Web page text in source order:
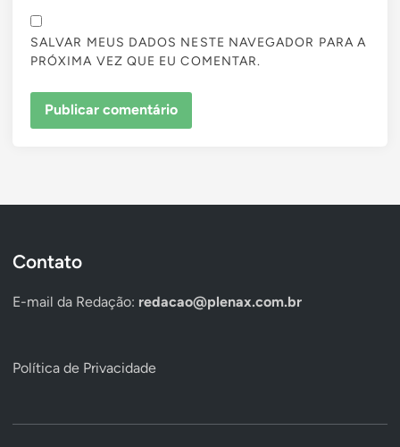
SALVAR MEUS DADOS NESTE NAVEGADOR PARA A
PRÓXIMA VEZ QUE EU COMENTAR.
Contato
E-mail da Redação: redacao@plenax.com.br
Política de Privacidade